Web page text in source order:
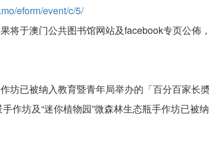
eform/event/c/5/
将于澳门公共图书馆网站及facebook专页公佈
坊已被纳入教育暨青年局举办的「百分百家长
作坊及“迷你植物园”微森林生态瓶手作坊已被